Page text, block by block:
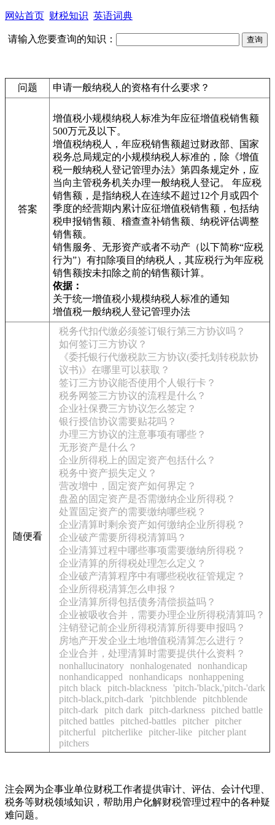
网站首页 财税知识 英语词典
请输入您要查询的知识：
问题 申请一般纳税人的资格有什么要求？
答案
增值税小规模纳税人标准为年应征增值税销售额
500万元及以下。
增值税纳税人，年应税销售额超过财政部、国家
税务总局规定的小规模纳税人标准的，除《增值
税一般纳税人登记管理办法》第四条规定外，应
当向主管税务机关办理一般纳税人登记。 年应税
销售额，是指纳税人在连续不超过12个月或四个
季度的经营期内累计应征增值税销售额，包括纳
税申报销售额、稽查查补销售额、纳税评估调整
销售额。
销售服务、无形资产或者不动产（以下简称“应税
行为”）有扣除项目的纳税人，其应税行为年应税
销售额按未扣除之前的销售额计算。
依据：
关于统一增值税小规模纳税人标准的通知
增值税一般纳税人登记管理办法
随便看
税务代扣代缴必须签订银行第三方协议吗？
如何签订三方协议？
《委托银行代缴税款三方协议(委托划转税款协
议书)》在哪里可以获取？
签订三方协议能否使用个人银行卡？
税务网签三方协议的流程是什么？
企业社保费三方协议怎么签定？
银行授信协议需要贴花吗？
办理三方协议的注意事项有哪些？
无形资产是什么？
企业所得税上的固定资产包括什么？
税务中资产损失定义？
营改增中，固定资产如何界定？
盘盈的固定资产是否需缴纳企业所得税？
处置固定资产的需要缴纳哪些税？
企业清算时剩余资产如何缴纳企业所得税？
企业破产需要所得税清算吗？
企业清算过程中哪些事项需要缴纳所得税？
企业清算的所得税处理怎么定义？
企业破产清算程序中有哪些税收征管规定？
企业所得税清算怎么申报？
企业清算所得包括债务清偿损益吗？
企业被吸收合并，需要办理企业所得税清算吗？
注销登记前企业所得税清算所得要申报吗？
房地产开发企业土地增值税清算怎么进行？
企业合并，处理清算时需要提供什么资料？
nonhallucinatory
nonhalogenated
nonhandicap
nonhandicapped
nonhandicaps
nonhappening
pitch black
pitch-blackness 'pitch-'black,'pitch-'dark
pitch-black,pitch-dark
'pitchblende pitchblende
pitch-dark
pitch dark pitch-darkness pitched battle
pitched battles pitched-battles pitcher pitcher
pitcherful
pitcherlike pitcher-like pitcher plant
pitchers
注会网为企事业单位财税工作者提供审计、评估、会计代理、
税务等财税领域知识，帮助用户化解财税管理过程中的各种疑
难问题。